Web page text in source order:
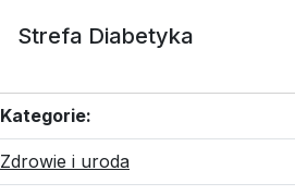
Strefa Diabetyka
Kategorie:
Zdrowie i uroda